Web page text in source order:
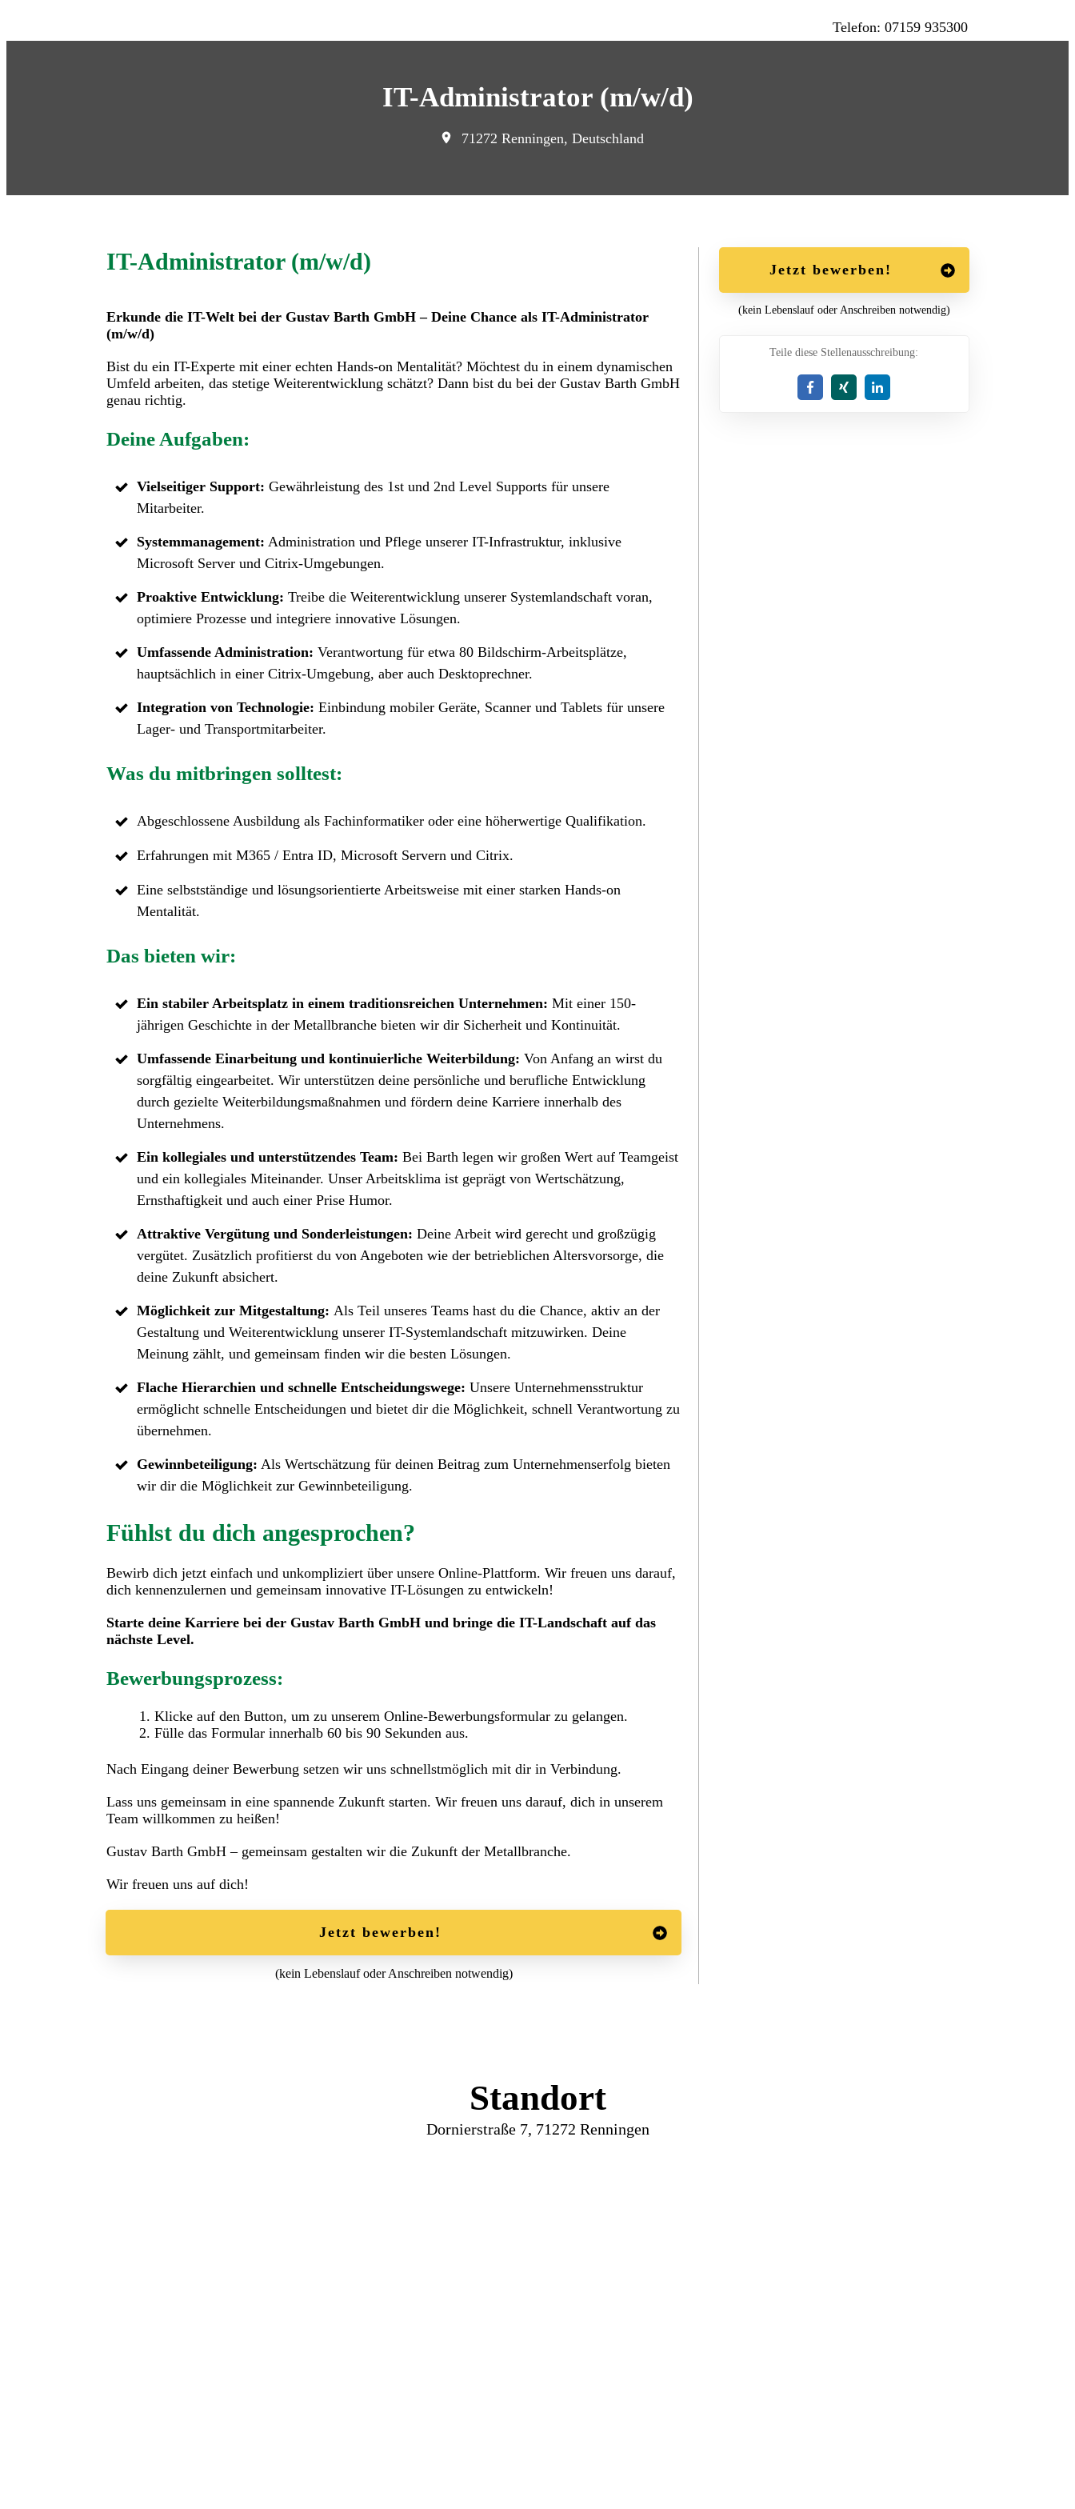
Telefon: 07159 935300
IT-Administrator (m/w/d)
71272 Renningen, Deutschland
IT-Administrator (m/w/d)
Erkunde die IT-Welt bei der Gustav Barth GmbH – Deine Chance als IT-Administrator
(m/w/d)
Bist du ein IT-Experte mit einer echten Hands-on Mentalität? Möchtest du in einem dynamischen
Umfeld arbeiten, das stetige Weiterentwicklung schätzt? Dann bist du bei der Gustav Barth GmbH
genau richtig.
Deine Aufgaben:
Vielseitiger Support: Gewährleistung des 1st und 2nd Level Supports für unsere
Mitarbeiter.
Systemmanagement: Administration und Pflege unserer IT-Infrastruktur, inklusive
Microsoft Server und Citrix-Umgebungen.
Proaktive Entwicklung: Treibe die Weiterentwicklung unserer Systemlandschaft voran,
optimiere Prozesse und integriere innovative Lösungen.
Umfassende Administration: Verantwortung für etwa 80 Bildschirm-Arbeitsplätze,
hauptsächlich in einer Citrix-Umgebung, aber auch Desktoprechner.
Integration von Technologie: Einbindung mobiler Geräte, Scanner und Tablets für unsere
Lager- und Transportmitarbeiter.
Was du mitbringen solltest:
Abgeschlossene Ausbildung als Fachinformatiker oder eine höherwertige Qualifikation.
Erfahrungen mit M365 / Entra ID, Microsoft Servern und Citrix.
Eine selbstständige und lösungsorientierte Arbeitsweise mit einer starken Hands-on
Mentalität.
Das bieten wir:
Ein stabiler Arbeitsplatz in einem traditionsreichen Unternehmen: Mit einer 150-
jährigen Geschichte in der Metallbranche bieten wir dir Sicherheit und Kontinuität.
Umfassende Einarbeitung und kontinuierliche Weiterbildung: Von Anfang an wirst du
sorgfältig eingearbeitet. Wir unterstützen deine persönliche und berufliche Entwicklung
durch gezielte Weiterbildungsmaßnahmen und fördern deine Karriere innerhalb des
Unternehmens.
Ein kollegiales und unterstützendes Team: Bei Barth legen wir großen Wert auf Teamgeist
und ein kollegiales Miteinander. Unser Arbeitsklima ist geprägt von Wertschätzung,
Ernsthaftigkeit und auch einer Prise Humor.
Attraktive Vergütung und Sonderleistungen: Deine Arbeit wird gerecht und großzügig
vergütet. Zusätzlich profitierst du von Angeboten wie der betrieblichen Altersvorsorge, die
deine Zukunft absichert.
Möglichkeit zur Mitgestaltung: Als Teil unseres Teams hast du die Chance, aktiv an der
Gestaltung und Weiterentwicklung unserer IT-Systemlandschaft mitzuwirken. Deine
Meinung zählt, und gemeinsam finden wir die besten Lösungen.
Flache Hierarchien und schnelle Entscheidungswege: Unsere Unternehmensstruktur
ermöglicht schnelle Entscheidungen und bietet dir die Möglichkeit, schnell Verantwortung zu
übernehmen.
Gewinnbeteiligung: Als Wertschätzung für deinen Beitrag zum Unternehmenserfolg bieten
wir dir die Möglichkeit zur Gewinnbeteiligung.
Fühlst du dich angesprochen?
Bewirb dich jetzt einfach und unkompliziert über unsere Online-Plattform. Wir freuen uns darauf,
dich kennenzulernen und gemeinsam innovative IT-Lösungen zu entwickeln!
Starte deine Karriere bei der Gustav Barth GmbH und bringe die IT-Landschaft auf das
nächste Level.
Bewerbungsprozess:
Klicke auf den Button, um zu unserem Online-Bewerbungsformular zu gelangen.
Fülle das Formular innerhalb 60 bis 90 Sekunden aus.
Nach Eingang deiner Bewerbung setzen wir uns schnellstmöglich mit dir in Verbindung.
Lass uns gemeinsam in eine spannende Zukunft starten. Wir freuen uns darauf, dich in unserem
Team willkommen zu heißen!
Gustav Barth GmbH – gemeinsam gestalten wir die Zukunft der Metallbranche.
Wir freuen uns auf dich!
Jetzt bewerben!
(kein Lebenslauf oder Anschreiben notwendig)
Jetzt bewerben!
(kein Lebenslauf oder Anschreiben notwendig)
Teile diese Stellenausschreibung:
Standort
Dornierstraße 7, 71272 Renningen